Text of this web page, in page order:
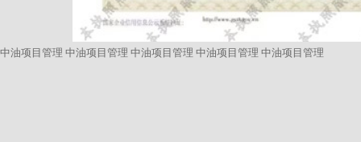
中油项目管理 中油项目管理 中油项目管理 中油项目管理 中油项目管理